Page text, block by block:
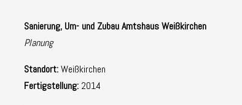
Sanierung, Um- und Zubau Amtshaus Weißkirchen
Planung
Standort:Weißkirchen
Fertigstellung: 2014